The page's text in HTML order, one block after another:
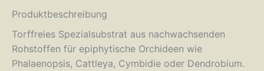
Produktbeschreibung
Torffreies Spezialsubstrat aus nachwachsenden
Rohstoffen für epiphytische Orchideen wie
Phalaenopsis, Cattleya, Cymbidie oder Dendrobium.